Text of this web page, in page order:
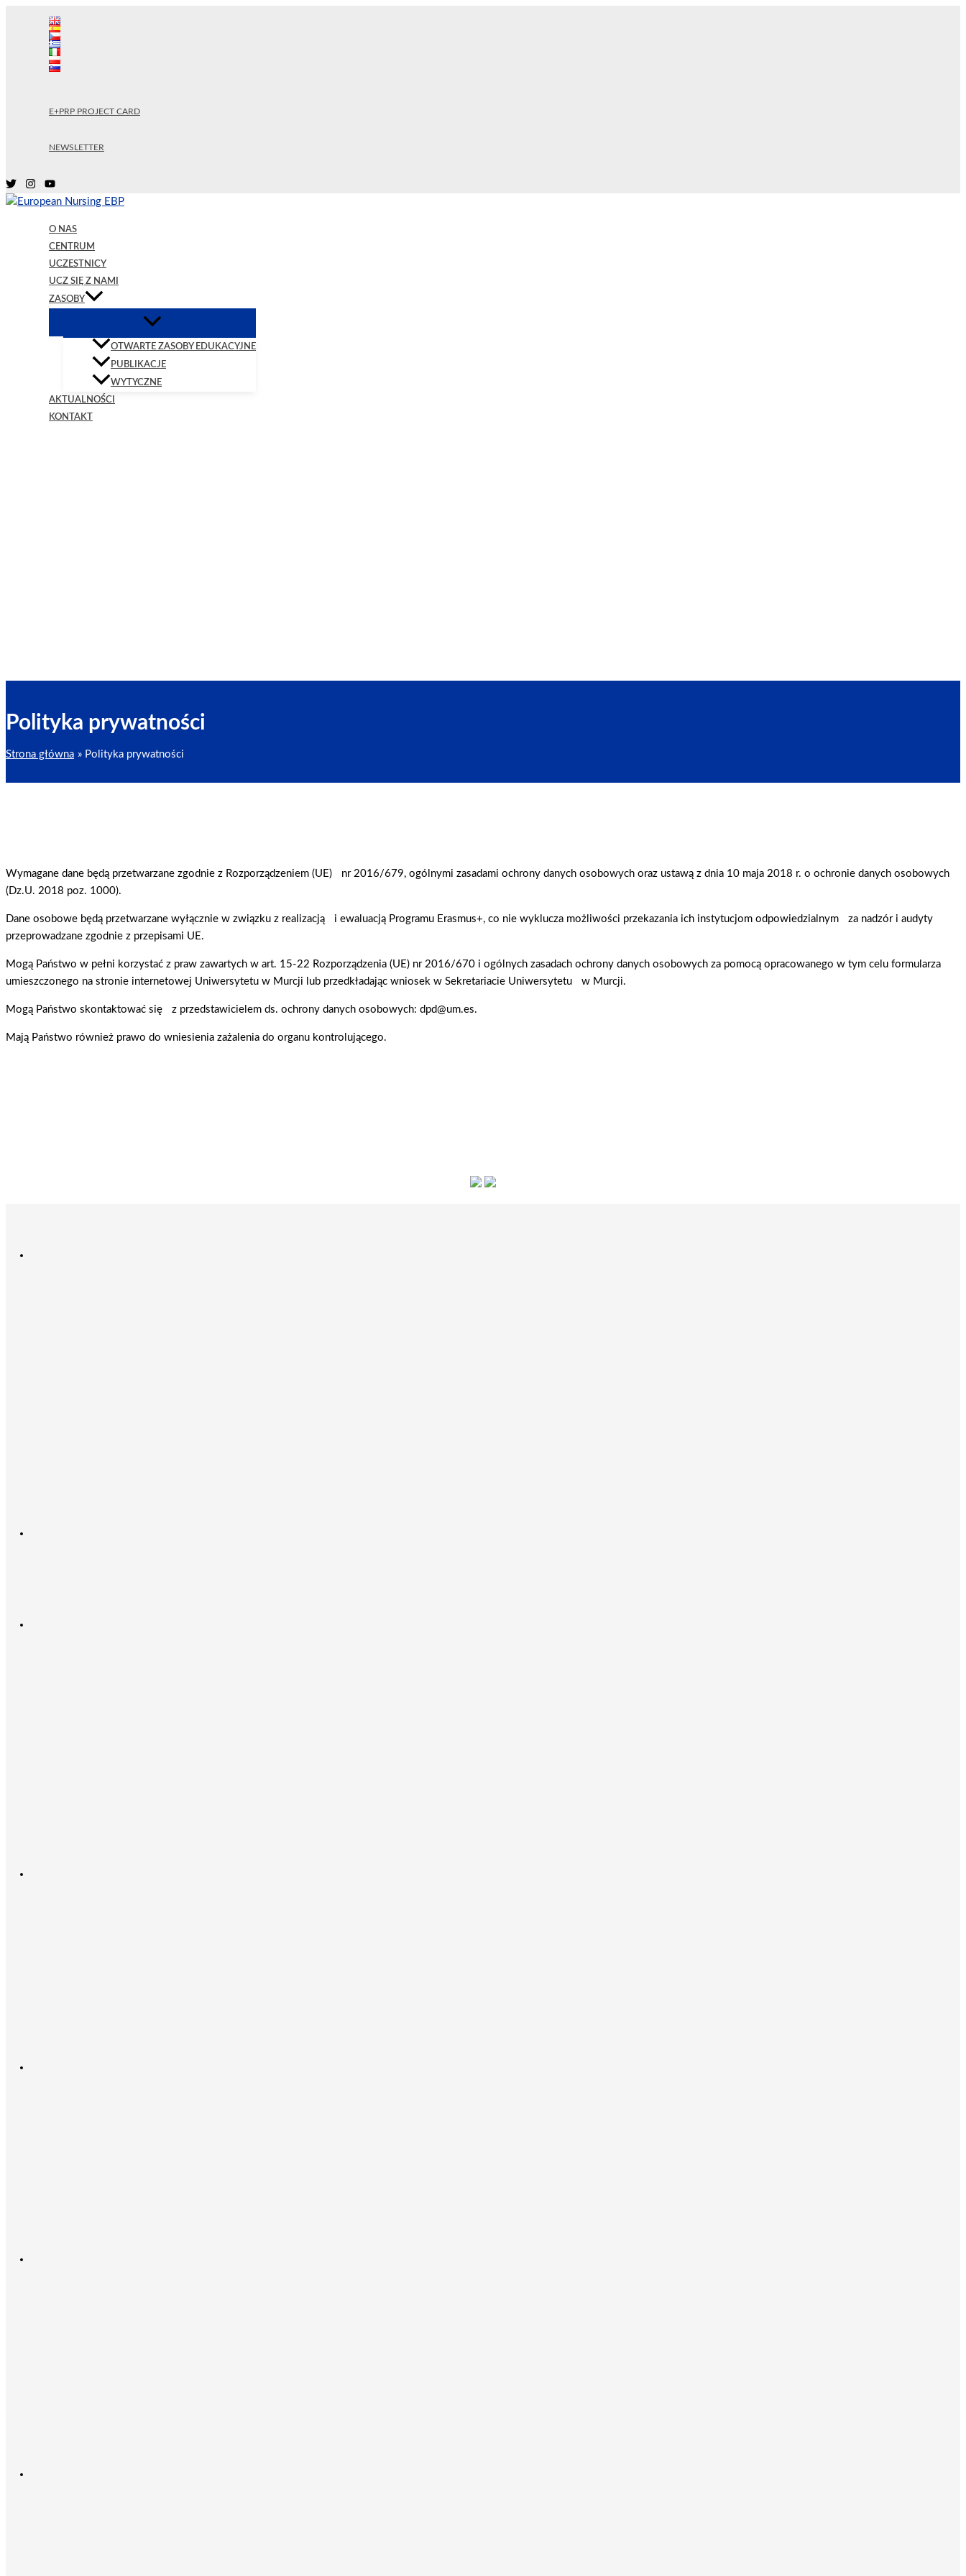
E+PRP PROJECT CARD
NEWSLETTER
O NAS
CENTRUM
UCZESTNICY
UCZ SIĘ Z NAMI
ZASOBY
OTWARTE ZASOBY EDUKACYJNE
PUBLIKACJE
WYTYCZNE
AKTUALNOŚCI
KONTAKT
Polityka prywatności
Strona główna Polityka prywatności
Wymagane dane będą przetwarzane zgodnie z Rozporządzeniem (UE) nr 2016/679, ogólnymi zasadami ochrony danych osobowych oraz ustawą z dnia 10 maja 2018 r. o ochronie danych osobowych
(Dz.U. 2018 poz. 1000).
Dane osobowe będą przetwarzane wyłącznie w związku z realizacją i ewaluacją Programu Erasmus+, co nie wyklucza możliwości przekazania ich instytucjom odpowiedzialnym za nadzór i audyty
przeprowadzane zgodnie z przepisami UE.
Mogą Państwo w pełni korzystać z praw zawartych w art. 15-22 Rozporządzenia (UE) nr 2016/670 i ogólnych zasadach ochrony danych osobowych za pomocą opracowanego w tym celu formularza
umieszczonego na stronie internetowej Uniwersytetu w Murcji lub przedkładając wniosek w Sekretariacie Uniwersytetu w Murcji.
Mogą Państwo skontaktować się z przedstawicielem ds. ochrony danych osobowych: dpd@um.es.
Mają Państwo również prawo do wniesienia zażalenia do organu kontrolującego.